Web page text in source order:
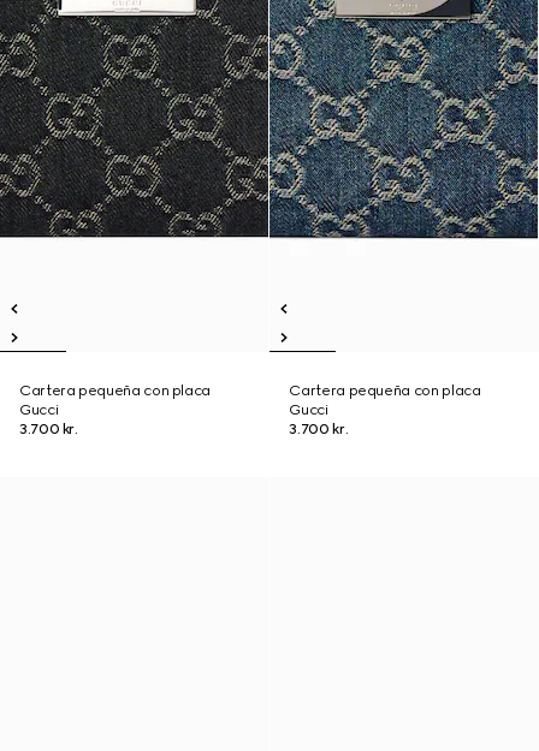
Cartera pequeña con placa
Gucci
3.700 kr.
Cartera pequeña con placa
Gucci
3.700 kr.